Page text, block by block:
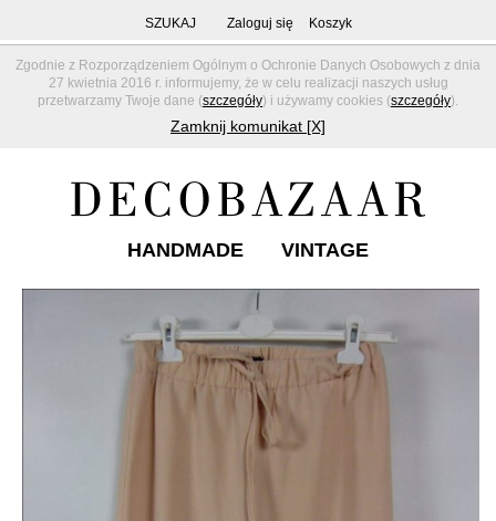
Zgodnie z Rozporządzeniem Ogólnym o Ochronie Danych Osobowych z dnia
27 kwietnia 2016 r. informujemy, że w celu realizacji naszych usług
przetwarzamy Twoje dane (szczegóły) i używamy cookies (szczegóły).
Zamknij komunikat [X]
SZUKAJ Zaloguj się Koszyk
HANDMADE VINTAGE